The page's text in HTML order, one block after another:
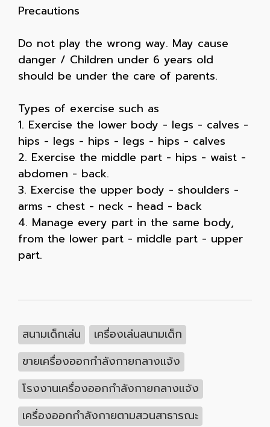
Precautions
Do not play the wrong way. May cause
danger / Children under 6 years old
should be under the care of parents.
Types of exercise such as
1. Exercise the lower body - legs - calves -
hips - legs - hips - legs - hips - calves
2. Exercise the middle part - hips - waist -
abdomen - back.
3. Exercise the upper body - shoulders -
arms - chest - neck - head - back
4. Manage every part in the same body,
from the lower part - middle part - upper
part.
สนามเด็กเล่น
เครื่องเล่นสนามเด็ก
ขายเครื่องออกกำลังกายกลางแจ้ง
โรงงานเครื่องออกกำลังกายกลางแจ้ง
เครื่องออกกำลังกายตามสวนสาธารณะ